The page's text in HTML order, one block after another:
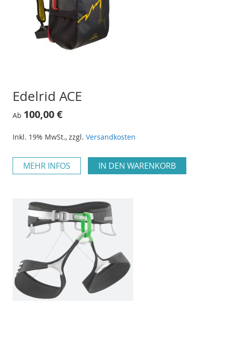
Edelrid ACE
Ab 100,00 €
Inkl. 19% MwSt., zzgl. Versandkosten
MEHR INFOS IN DEN WARENKORB